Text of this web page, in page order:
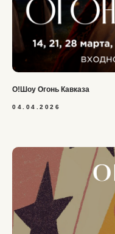
О!Шоу Огонь Кавказа
04.04.2026